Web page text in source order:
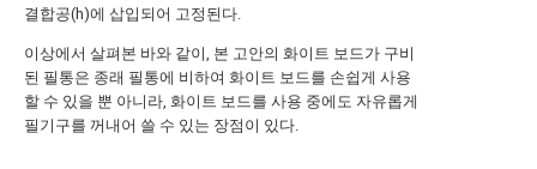
결합공(h)에 삽입되어 고정된다.
이상에서 살펴본 바와 같이, 본 고안의 화이트 보드가 구비
된 필통은 종래 필통에 비하여 화이트 보드를 손쉽게 사용
할 수 있을 뿐 아니라, 화이트 보드를 사용 중에도 자유롭게
필기구를 꺼내어 쓸 수 있는 장점이 있다.